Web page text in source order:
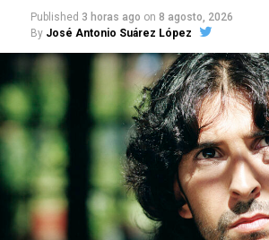
Published 3 horas ago on 8 agosto, 2026
By José Antonio Suárez López